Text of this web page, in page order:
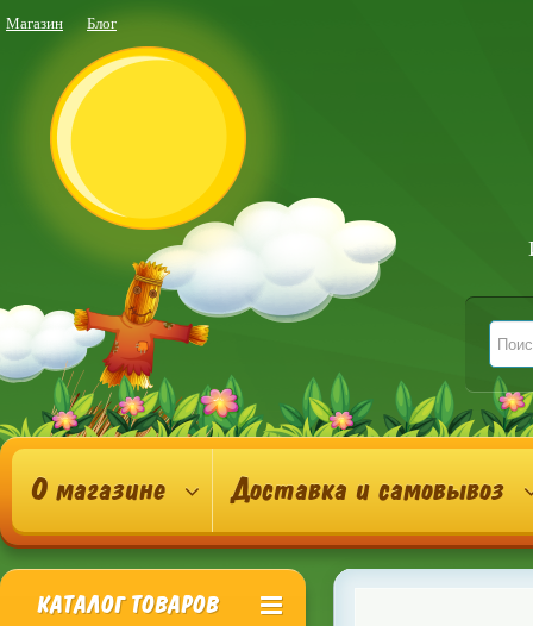
Магазин Блог
О магазине Доставка и самовывоз
КАТАЛОГ ТОВАРОВ